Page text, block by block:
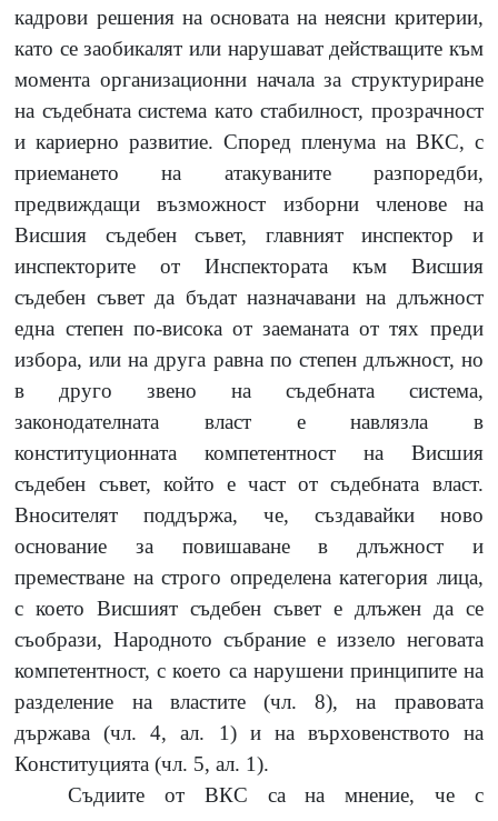
кадрови решения на основата на неясни критерии,
като се заобикалят или нарушават действащите към
момента организационни начала за структуриране
на съдебната система като стабилност, прозрачност
и кариерно развитие. Според пленума на ВКС, с
приемането на атакуваните разпоредби,
предвиждащи възможност изборни членове на
Висшия съдебен съвет, главният инспектор и
инспекторите от Инспектората към Висшия
съдебен съвет да бъдат назначавани на длъжност
една степен по-висока от заеманата от тях преди
избора, или на друга равна по степен длъжност, но
в друго звено на съдебната система,
законодателната власт е навлязла в
конституционната компетентност на Висшия
съдебен съвет, който е част от съдебната власт.
Вносителят поддържа, че, създавайки ново
основание за повишаване в длъжност и
преместване на строго определена категория лица,
с което Висшият съдебен съвет е длъжен да се
съобрази, Народното събрание е иззело неговата
компетентност, с което са нарушени принципите на
разделение на властите (чл. 8), на правовата
държава (чл. 4, ал. 1) и на върховенството на
Конституцията (чл. 5, ал. 1).
Съдиите от ВКС са на мнение, че с